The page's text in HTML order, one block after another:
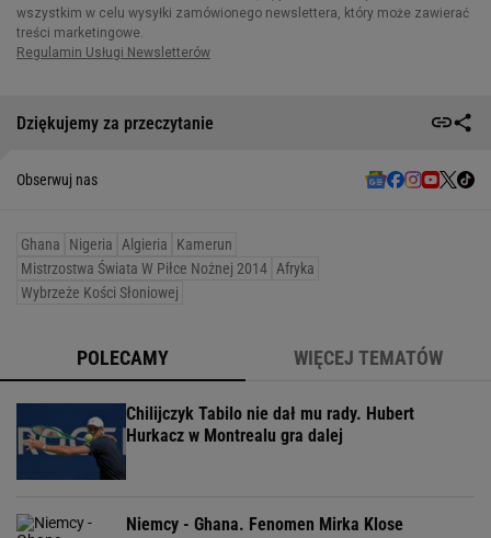
Dziękujemy za przeczytanie
Obserwuj nas
Ghana Nigeria Algieria
Kamerun
Mistrzostwa Świata W Piłce Nożnej 2014 Afryka
Wybrzeże Kości Słoniowej
POLECAMY WIĘCEJ TEMATÓW
Chilijczyk Tabilo nie dał mu rady. Hubert
Hurkacz w Montrealu gra dalej
Niemcy - Ghana. Fenomen Mirka Klose